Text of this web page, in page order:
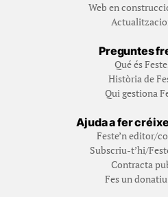
Web en
Preguntes
Qué és
Història de
Qui gestiona
Ajuda a fer
Feste’n editor/
Subscriu-t’hi/
Contracta
Fes un